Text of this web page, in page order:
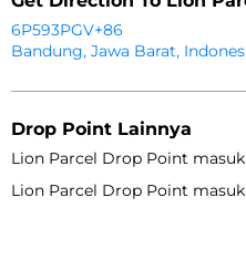
6P593PGV+86
Bandung, Jawa Barat,
Drop Point Lainnya
Lion Parcel Drop Point masuk
Lion Parcel Drop Point masuk